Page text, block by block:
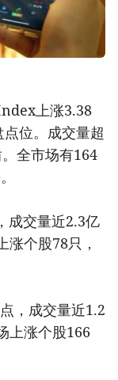
上涨3.38
位。成交量超
全市场有164
成交量近2.3亿
涨个股78只，
，成交量近1.2
上涨个股166